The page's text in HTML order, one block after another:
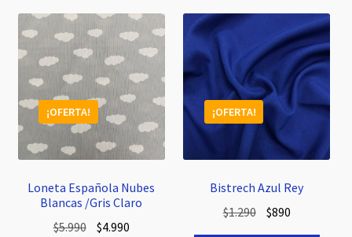
Loneta Española Nubes
Blancas /Gris Claro
¡OFERTA!
$5.990 El$4.990El
Bistrech Azul Rey
¡OFERTA!
$1.290 El$890El